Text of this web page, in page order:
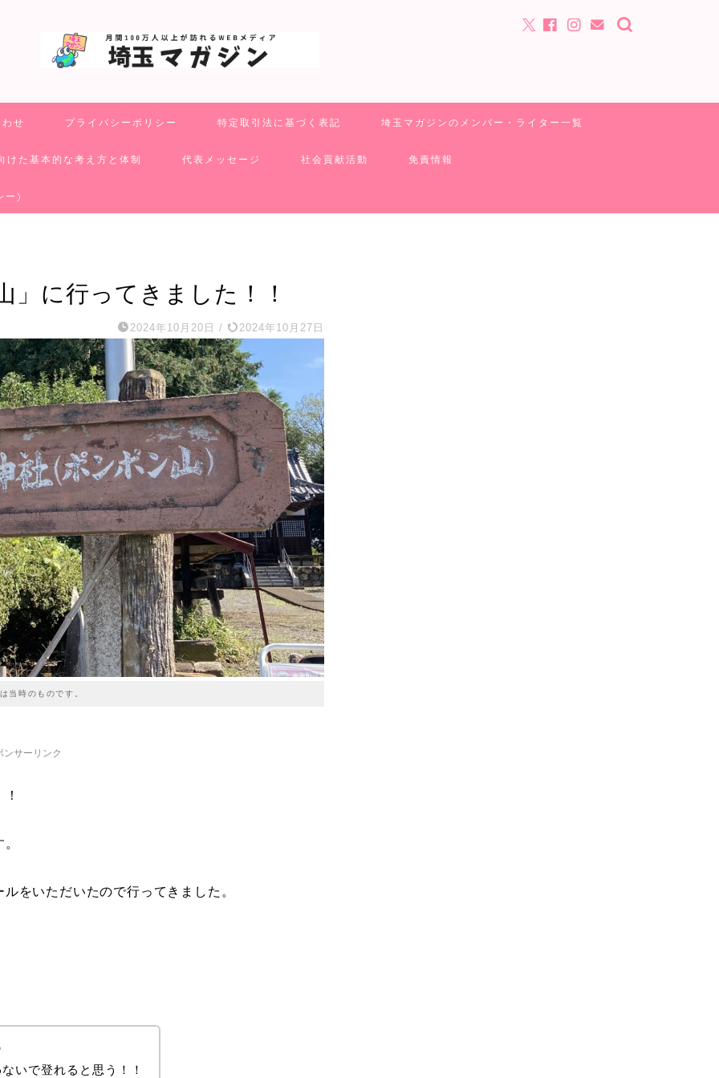
せ プライバシーポリシー 特定取引法に基づく表記 埼玉マガジンのメンバー・ライター一覧
けた基本的な考え方と体制 代表メッセージ 社会貢献活動 免責情報
ー)
」に行ってきました！！
2024年10月20日 / 2024年10月27日
当時のものです。
ンサーリンク
をいただいたので行ってきました。
いで登れると思う！！